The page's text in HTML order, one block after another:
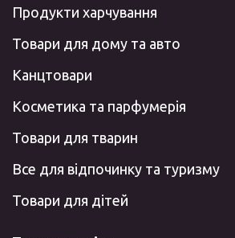
Продукти харчування
Товари для дому та авто
Канцтовари
Косметика та парфумерія
Товари для тварин
Все для відпочинку та туризму
Товари для дітей